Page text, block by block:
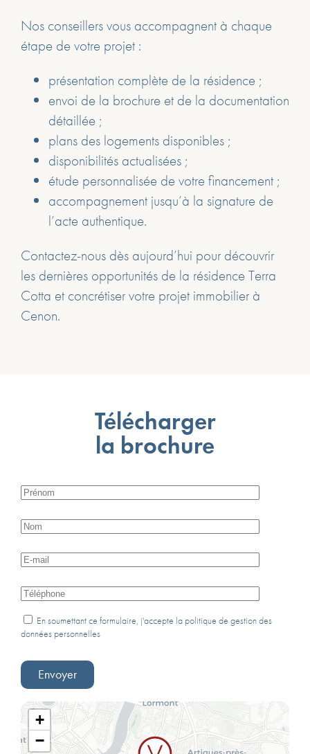
Nos conseillers vous accompagnent à chaque
étape de votre projet :
présentation complète de la résidence ;
envoi de la brochure et de la documentation
détaillée ;
plans des logements disponibles ;
disponibilités actualisées ;
étude personnalisée de votre financement ;
accompagnement jusqu’à la signature de
l’acte authentique.
Contactez-nous dès aujourd’hui pour découvrir
les dernières opportunités de la résidence Terra
Cotta et concrétiser votre projet immobilier à
Cenon.
Télécharger
la brochure
En soumettant ce formulaire, j'accepte la politique de gestion des
données personnelles
+
−